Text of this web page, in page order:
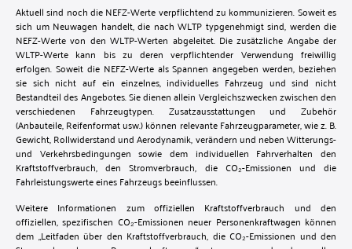
Aktuell sind noch die NEFZ-Werte verpflichtend zu kommunizieren. Soweit es
sich um Neuwagen handelt, die nach WLTP typgenehmigt sind, werden die
NEFZ-Werte von den WLTP-Werten abgeleitet. Die zusätzliche Angabe der
WLTP-Werte kann bis zu deren verpflichtender Verwendung freiwillig
erfolgen. Soweit die NEFZ-Werte als Spannen angegeben werden, beziehen
sie sich nicht auf ein einzelnes, individuelles Fahrzeug und sind nicht
Bestandteil des Angebotes. Sie dienen allein Vergleichszwecken zwischen den
verschiedenen Fahrzeugtypen. Zusatzausstattungen und Zubehör
(Anbauteile, Reifenformat usw.) können relevante Fahrzeugparameter, wie z. B.
Gewicht, Rollwiderstand und Aerodynamik, verändern und neben Witterungs-
und Verkehrsbedingungen sowie dem individuellen Fahrverhalten den
Kraftstoffverbrauch, den Stromverbrauch, die CO₂-Emissionen und die
Fahrleistungswerte eines Fahrzeugs beeinflussen.
Weitere Informationen zum offiziellen Kraftstoffverbrauch und den
offiziellen, spezifischen CO₂-Emissionen neuer Personenkraftwagen können
dem „Leitfaden über den Kraftstoffverbrauch, die CO₂-Emissionen und den